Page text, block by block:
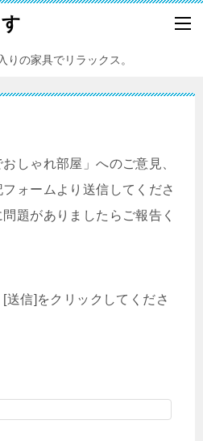
の家具でリラックス。
しゃれ部屋」へのご意見、
ォームより送信してくださ
題がありましたらご報告く
送信]をクリックしてくださ